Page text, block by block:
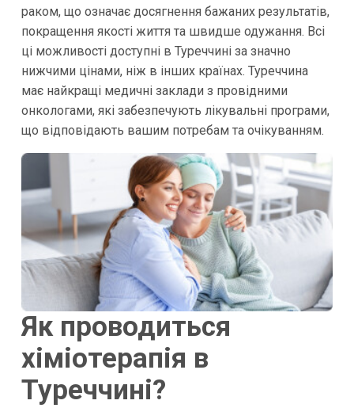
раком, що означає досягнення бажаних результатів,
покращення якості життя та швидше одужання. Всі
ці можливості доступні в Туреччині за значно
нижчими цінами, ніж в інших країнах. Туреччина
має найкращі медичні заклади з провідними
онкологами, які забезпечують лікувальні програми,
що відповідають вашим потребам та очікуванням.
Як проводиться
хіміотерапія в
Туреччині?